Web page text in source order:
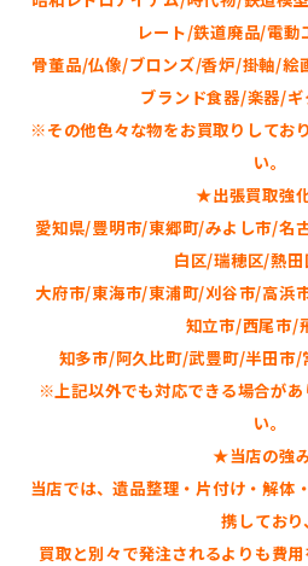
レート/鉄道廃品/電
骨董品/仏像/ブロンズ/香炉/掛軸/絵
ブランド食器/楽器/
※その他色々な物をお買取りしてお
い。
★出張買取強
愛知県/豊明市/東郷町/みよし市/名
白区/瑞穂区/熱
大府市/東海市/東浦町/刈谷市/高浜
知立市/西尾市/
知多市/阿久比町/武豊町/半田市
※上記以外でも対応できる場合が
い。
★当店の強
当店では、遺品整理・片付け・解体
携しており、
買取と別々で発注されるよりも費用